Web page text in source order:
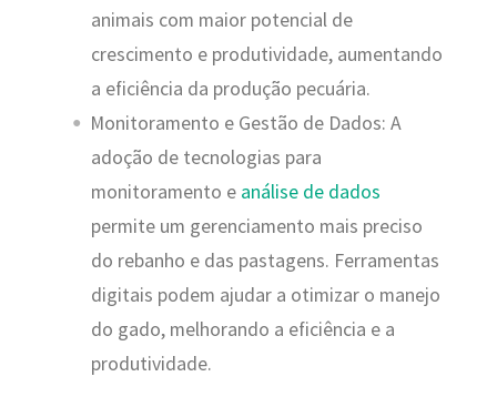
animais com maior potencial de
crescimento e produtividade, aumentando
a eficiência da produção pecuária.
Monitoramento e Gestão de Dados: A
adoção de tecnologias para
monitoramento e análise de dados
permite um gerenciamento mais preciso
do rebanho e das pastagens. Ferramentas
digitais podem ajudar a otimizar o manejo
do gado, melhorando a eficiência e a
produtividade.